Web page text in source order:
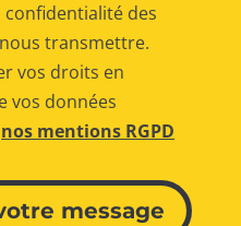
des
transmettre.
vos droits en
vos données
nos mentions RGPD
message